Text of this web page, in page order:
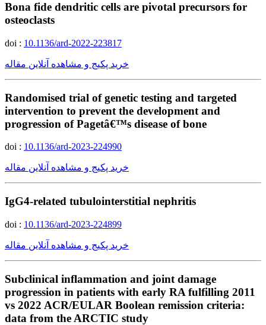
Bona fide dendritic cells are pivotal precursors for
osteoclasts
doi : 10.1136/ard-2022-223817
خرید پکیج و مشاهده آنلاین مقاله
Randomised trial of genetic testing and targeted
intervention to prevent the development and
progression of Pagetâ€™s disease of bone
doi : 10.1136/ard-2023-224990
خرید پکیج و مشاهده آنلاین مقاله
IgG4-related tubulointerstitial nephritis
doi : 10.1136/ard-2023-224899
خرید پکیج و مشاهده آنلاین مقاله
Subclinical inflammation and joint damage
progression in patients with early RA fulfilling 2011
vs 2022 ACR/EULAR Boolean remission criteria:
data from the ARCTIC study